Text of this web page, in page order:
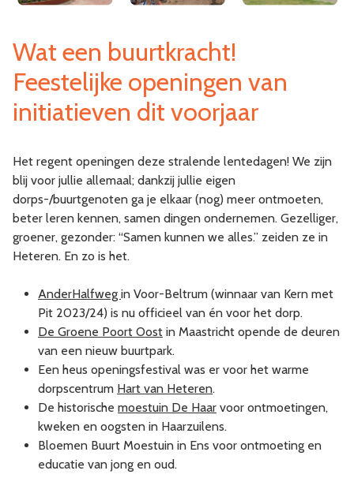
Wat een buurtkracht!
Feestelijke openingen van
initiatieven dit voorjaar
Het regent openingen deze stralende lentedagen! We zijn
blij voor jullie allemaal; dankzij jullie eigen
dorps-/buurtgenoten ga je elkaar (nog) meer ontmoeten,
beter leren kennen, samen dingen ondernemen. Gezelliger,
groener, gezonder: “Samen kunnen we alles.” zeiden ze in
Heteren. En zo is het.
AnderHalfweg in Voor-Beltrum (winnaar van Kern met
Pit 2023/24) is nu officieel van én voor het dorp.
De Groene Poort Oost in Maastricht opende de deuren
van een nieuw buurtpark.
Een heus openingsfestival was er voor het warme
dorpscentrum Hart van Heteren.
De historische moestuin De Haar voor ontmoetingen,
kweken en oogsten in Haarzuilens.
Bloemen Buurt Moestuin in Ens voor ontmoeting en
educatie van jong en oud.